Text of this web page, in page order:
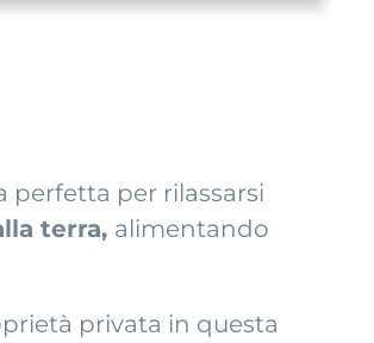
perfetta per rilassarsi
terra, alimentando
privata in questa